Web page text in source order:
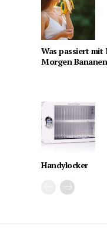
Was passiert mit
Morgen
Handylocker